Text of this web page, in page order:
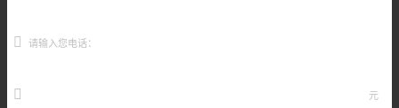
元